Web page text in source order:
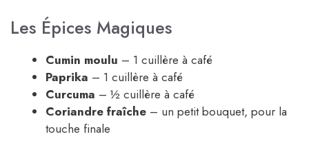
Les Épices Magiques
Cumin moulu – 1 cuillère à café
Paprika – 1 cuillère à café
Curcuma – ½ cuillère à café
Coriandre fraîche – un petit bouquet, pour la
touche finale